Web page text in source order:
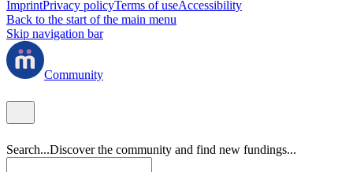
ImprintPrivacy policyTerms of useAccessibility
Back to the start of the main menu
Skip navigation bar
Community
Search...Discover the community and find new fundings...